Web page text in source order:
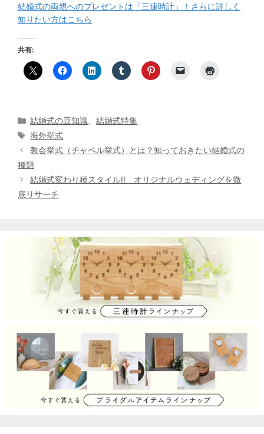
結婚式の両親へのプレゼントは「三連時計」！さらに詳しく
知りたい方はこちら
共有:
カ
テ
リ
ー
結婚式の豆知識 、結婚式特集
タ
グ
海外挙式
投
稿
ビ
ゲ
教会挙式（チャペル挙式）とは？知っておきたい結婚式の
種類
結婚式変わり種スタイル!! オリジナルウェディングを徹
底リサーチ